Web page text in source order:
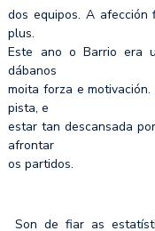
dos equipos. A
plus.
Este ano o Barrio era
dábanos
moita forza e
pista, e
estar tan descansada
afrontar
os partidos.
Son de fiar as